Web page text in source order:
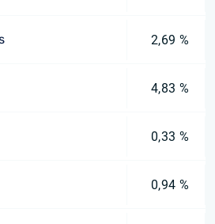
2,69 %
4,83 %
0,33 %
0,94 %